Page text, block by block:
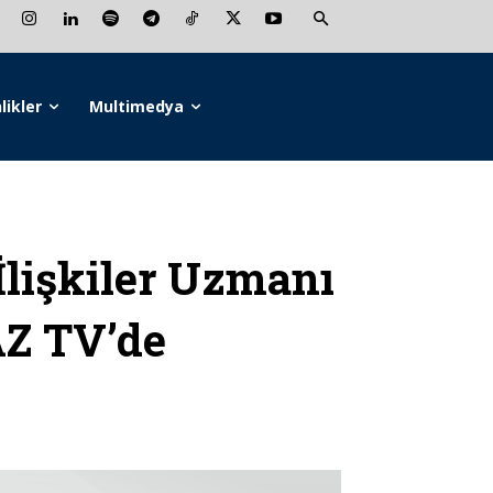
Multimedya
Uzmanı
TV’de